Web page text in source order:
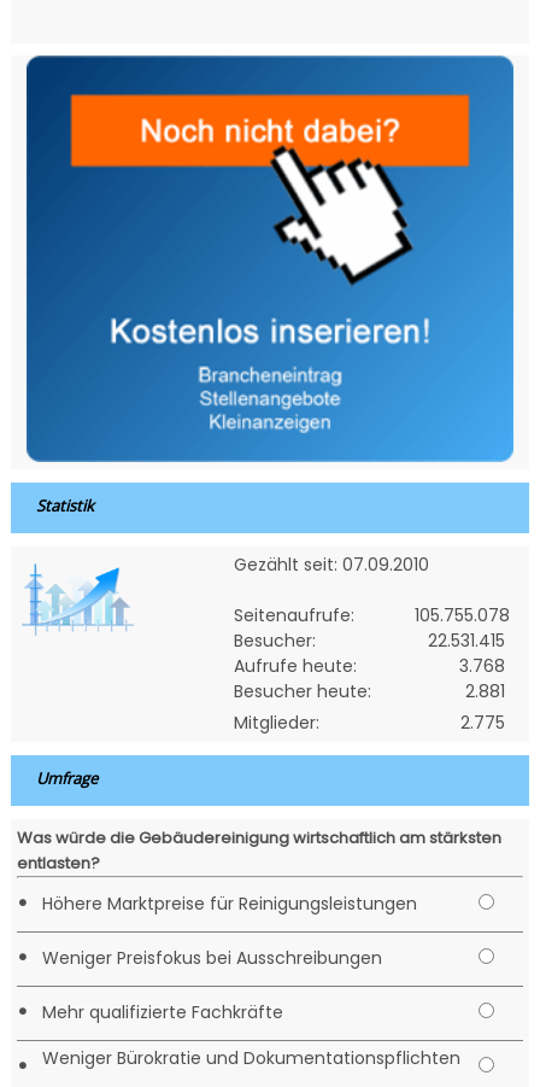
Statistik
Gezählt seit: 07.09.2010
Seitenaufrufe:
105.755.078
Besucher:
22.531.415
Aufrufe heute:
3.768
Besucher heute:
2.881
Mitglieder:
2.775
Umfrage
Was würde die Gebäudereinigung wirtschaftlich am stärksten
entlasten?
• Höhere Marktpreise für Reinigungsleistungen
• Weniger Preisfokus bei Ausschreibungen
• Mehr qualifizierte Fachkräfte
• Weniger Bürokratie und Dokumentationspflichten